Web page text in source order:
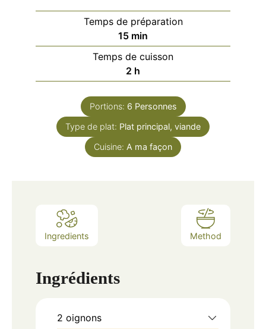
Temps de préparation
15minutes
min
Temps de cuisson
2 heures
h
Portions: 6 Personnes
Type de plat: Plat principal, viande
Cuisine: A ma façon
Ingredients Method
Ingrédients
2 oignons